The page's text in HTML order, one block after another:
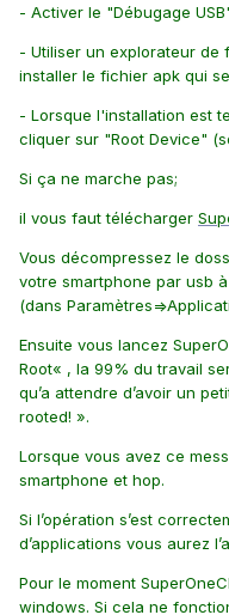
- Activer le "Débugage
- Utiliser un explorateur de
installer le fichier apk qui
- Lorsque l'installation est
cliquer sur "Root Device"
Si ça ne marche pas;
il vous faut télécharger
Vous décompressez le
votre smartphone par usb
(dans
Ensuite vous lancez
Root« , la 99% du travail
qu’a attendre d’avoir un
rooted! ».
Lorsque vous avez ce
smartphone et hop.
Si l’opération s’est
d’applications vous aurez
Pour le moment
windows. Si cela ne